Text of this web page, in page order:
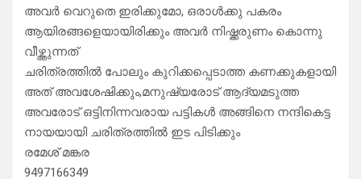
അവർ വെറുതെ ഇരിക്കുമോ, ഒരാൾക്കു പകരം
ആയിരങ്ങളെയായിരിക്കും അവർ നിഷ്ക്കരുണം കൊന്നു
വീഴ്ത്തുന്നത്
ചരിത്രത്തിൽ പോലും കുറിക്കപ്പെടാത്ത കണക്കുകളായി
അത് അവശേഷിക്കും,മനുഷ്യരോട് ആദ്യമടുത്ത
അവരോട് ഒട്ടിനിന്നവരായ പട്ടികൾ അങ്ങിനെ നന്ദികെട്ട
നായയായി ചരിത്രത്തിൽ ഇട പിടിക്കും
രമേശ് മങ്കര
9497166349